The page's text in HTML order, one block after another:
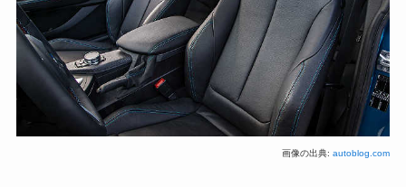
画像の出典:autoblog.com